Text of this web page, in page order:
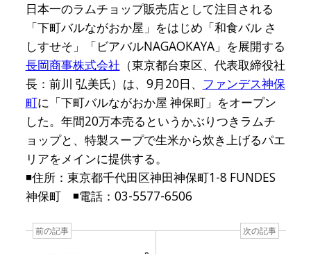
日本一のラムチョップ販売店として注目される
「下町バルながおか屋」をはじめ「和食バル さ
しすせそ」「ビアバルNAGAOKAYA」を展開する
長岡商事株式会社 （東京都台東区、代表取締役社
長：前川 弘美氏）は、9月20日、 ファンデス神保
町に「下町バルながおか屋 神保町」をオープン
した。年間20万本売るというかぶりつきラムチ
ョップと、特製スープで生米から炊き上げるパエ
リアをメインに提供する。
◾️住所：東京都千代田区神田神保町1-8 FUNDES
神保町 ◾️電話：03-5577-6506
前の記事 次の記事